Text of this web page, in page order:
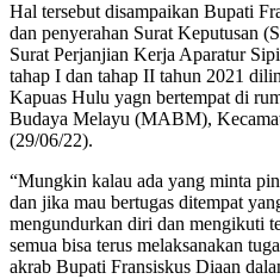
Hal tersebut disampaikan Bupati
dan penyerahan Surat Keputusan
Surat Perjanjian Kerja Aparatur
tahap I dan tahap II tahun 2021
Kapuas Hulu yagn bertempat di
Budaya Melayu (MABM),
(29/06/22).
“Mungkin kalau ada yang minta
dan jika mau bertugas ditempat
mengundurkan diri dan mengikuti
semua bisa terus melaksanakan
akrab Bupati Fransiskus Diaan